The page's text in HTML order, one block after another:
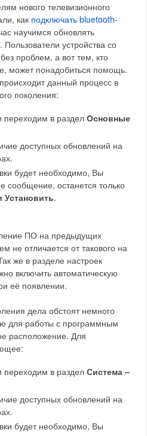
нового телевизионного
как подключать bluetooth-
научимся обновлять
устройства со
проблем, а вот тем, кто
может понадобиться помощь.
данный процесс в
поколения:
переходим в разделОсновные
доступных обновлений на
будет необходимо, Вы
сообщение, останется только
Установить.
ПО на предыдущих
не отличается от такового на
же в разделе настроек
включить автоматическую
её появлении.
дела обстоят немного
для работы с программным
расположение. Для
переходим в разделСистема –
доступных обновлений на
будет необходимо, Вы